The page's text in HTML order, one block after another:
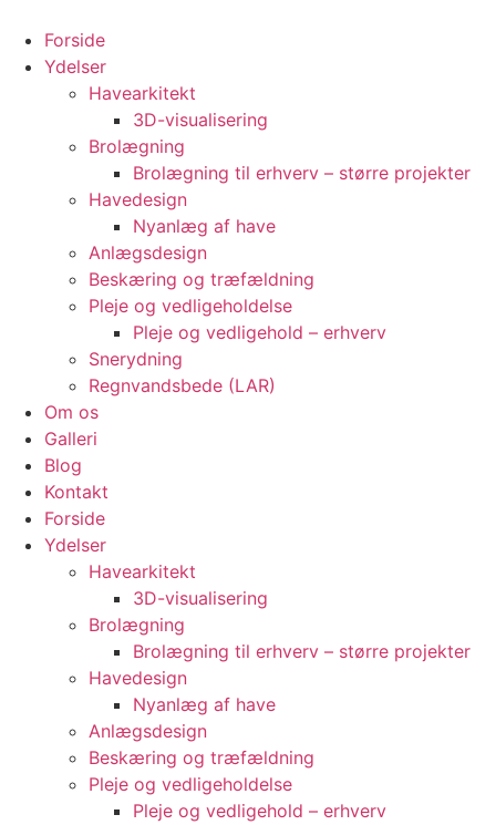
indhold
Forside
Ydelser
Havearkitekt
3D-visualisering
Brolægning
Brolægning til erhverv – større projekter
Havedesign
Nyanlæg af have
Anlægsdesign
Beskæring og træfældning
Pleje og vedligeholdelse
Pleje og vedligehold – erhverv
Snerydning
Regnvandsbede (LAR)
Om os
Galleri
Blog
Kontakt
Forside
Ydelser
Havearkitekt
3D-visualisering
Brolægning
Brolægning til erhverv – større projekter
Havedesign
Nyanlæg af have
Anlægsdesign
Beskæring og træfældning
Pleje og vedligeholdelse
Pleje og vedligehold – erhverv